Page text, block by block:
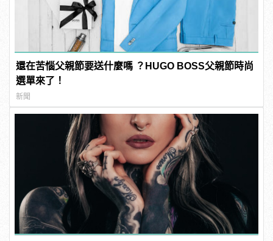
還在苦惱父親節要送什麼嗎 ？HUGO BOSS父親節時尚
選單來了！
新聞